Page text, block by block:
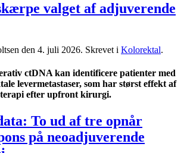
valget af adjuverende
den 4. juli 2026. Skrevet i Kolorektal.
ctDNA kan identificere patienter med
levermetastaser, som har størst effekt af
efter upfront kirurgi.
To ud af tre opnår
på neoadjuverende